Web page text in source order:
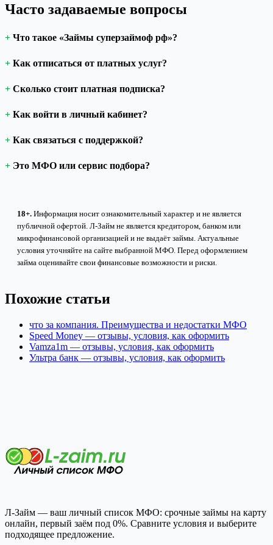
Часто задаваемые вопросы
Что такое «Займы суперзаймоф рф»?
Как отписаться от платных услуг?
Сколько стоит платная подписка?
Как войти в личный кабинет?
Как связаться с поддержкой?
Это МФО или сервис подбора?
18+. Информация носит ознакомительный характер и не является
публичной офертой. Л-Займ не является кредитором, банком или
микрофинансовой организацией и не выдаёт займы. Актуальные
условия уточняйте на сайте выбранной МФО. Перед оформлением
займа оценивайте свои финансовые возможности и риски.
Похожие статьи
что за компания. Преимущества и недостатки МФО
Speed Money — отзывы, условия, как оформить
Vamza1m — отзывы, условия, как оформить
Ультра банк — отзывы, условия, как оформить
Л-Займ — ваш личный список МФО: срочные займы на карту
онлайн, первый заём под 0%. Сравните условия и выберите
подходящее предложение.